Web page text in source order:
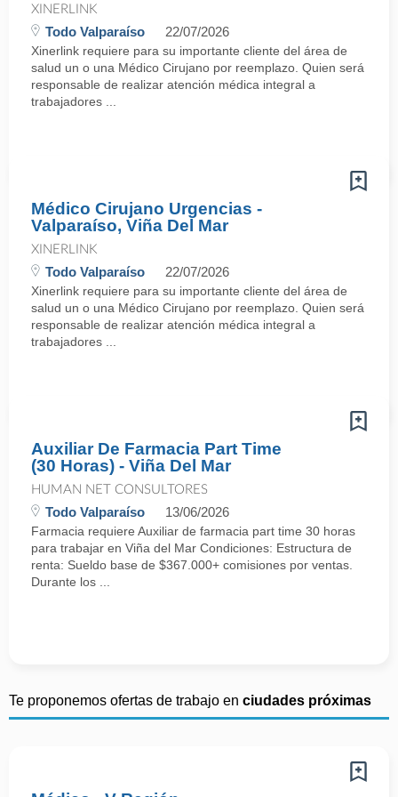
XINERLINK
Todo Valparaíso 22/07/2026
Xinerlink requiere para su importante cliente del área de
salud un o una Médico Cirujano por reemplazo. Quien será
responsable de realizar atención médica integral a
trabajadores ...
Médico Cirujano Urgencias -
Valparaíso, Viña Del Mar
XINERLINK
Todo Valparaíso 22/07/2026
Xinerlink requiere para su importante cliente del área de
salud un o una Médico Cirujano por reemplazo. Quien será
responsable de realizar atención médica integral a
trabajadores ...
Auxiliar De Farmacia Part Time
(30 Horas) - Viña Del Mar
HUMAN NET CONSULTORES
Todo Valparaíso 13/06/2026
Farmacia requiere Auxiliar de farmacia part time 30 horas
para trabajar en Viña del Mar Condiciones: Estructura de
renta: Sueldo base de $367.000+ comisiones por ventas.
Durante los ...
Te proponemos ofertas de trabajo en ciudades próximas